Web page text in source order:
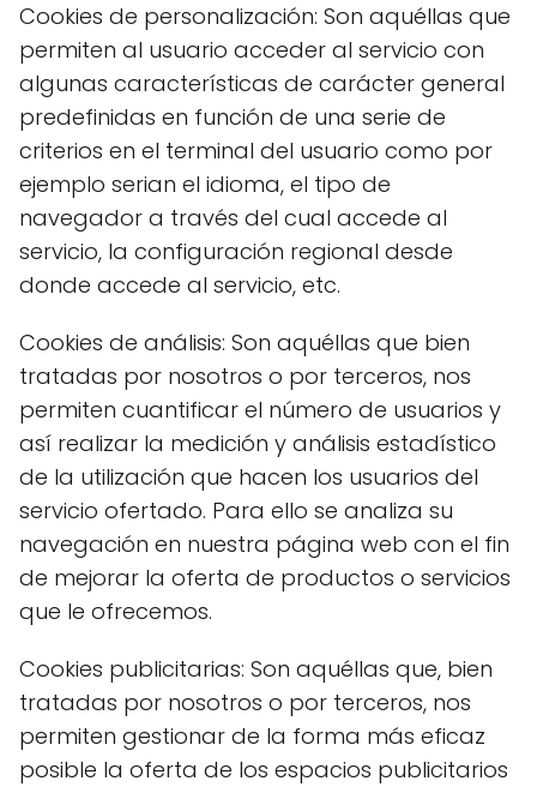
Cookies de personalización: Son aquéllas que
permiten al usuario acceder al servicio con
algunas características de carácter general
predefinidas en función de una serie de
criterios en el terminal del usuario como por
ejemplo serian el idioma, el tipo de
navegador a través del cual accede al
servicio, la configuración regional desde
donde accede al servicio, etc.
Cookies de análisis: Son aquéllas que bien
tratadas por nosotros o por terceros, nos
permiten cuantificar el número de usuarios y
así realizar la medición y análisis estadístico
de la utilización que hacen los usuarios del
servicio ofertado. Para ello se analiza su
navegación en nuestra página web con el fin
de mejorar la oferta de productos o servicios
que le ofrecemos.
Cookies publicitarias: Son aquéllas que, bien
tratadas por nosotros o por terceros, nos
permiten gestionar de la forma más eficaz
posible la oferta de los espacios publicitarios